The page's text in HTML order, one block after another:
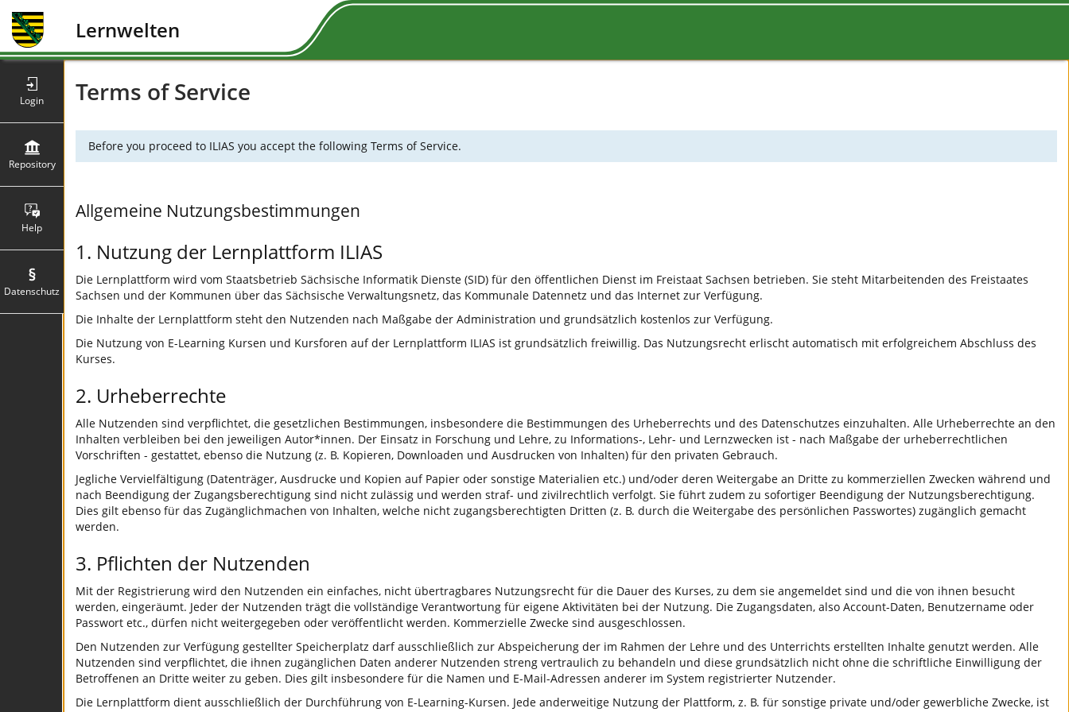
Lernwelten
Login
Repository
Help
Datenschutz
Terms of Service
Before you proceed to ILIAS you accept the following Terms of Service.
Allgemeine Nutzungsbestimmungen
1. Nutzung der Lernplattform ILIAS
Die Lernplattform wird vom Staatsbetrieb Sächsische Informatik Dienste (SID) für den öffentlichen Dienst im Freistaat Sachsen betrieben. Sie steht Mitarbeitenden des Freistaates
Sachsen und der Kommunen über das Sächsische Verwaltungsnetz, das Kommunale Datennetz und das Internet zur Verfügung.
Die Inhalte der Lernplattform steht den Nutzenden nach Maßgabe der Administration und grundsätzlich kostenlos zur Verfügung.
Die Nutzung von E-Learning Kursen und Kursforen auf der Lernplattform ILIAS ist grundsätzlich freiwillig. Das Nutzungsrecht erlischt automatisch mit erfolgreichem Abschluss des
Kurses.
2. Urheberrechte
Alle Nutzenden sind verpflichtet, die gesetzlichen Bestimmungen, insbesondere die Bestimmungen des Urheberrechts und des Datenschutzes einzuhalten. Alle Urheberrechte an den
Inhalten verbleiben bei den jeweiligen Autor*innen. Der Einsatz in Forschung und Lehre, zu Informations-, Lehr- und Lernzwecken ist - nach Maßgabe der urheberrechtlichen
Vorschriften - gestattet, ebenso die Nutzung (z. B. Kopieren, Downloaden und Ausdrucken von Inhalten) für den privaten Gebrauch.
Jegliche Vervielfältigung (Datenträger, Ausdrucke und Kopien auf Papier oder sonstige Materialien etc.) und/oder deren Weitergabe an Dritte zu kommerziellen Zwecken während und
nach Beendigung der Zugangsberechtigung sind nicht zulässig und werden straf- und zivilrechtlich verfolgt. Sie führt zudem zu sofortiger Beendigung der Nutzungsberechtigung.
Dies gilt ebenso für das Zugänglichmachen von Inhalten, welche nicht zugangsberechtigten Dritten (z. B. durch die Weitergabe des persönlichen Passwortes) zugänglich gemacht
werden.
3. Pflichten der Nutzenden
Mit der Registrierung wird den Nutzenden ein einfaches, nicht übertragbares Nutzungsrecht für die Dauer des Kurses, zu dem sie angemeldet sind und die von ihnen besucht
werden, eingeräumt. Jeder der Nutzenden trägt die vollständige Verantwortung für eigene Aktivitäten bei der Nutzung. Die Zugangsdaten, also Account-Daten, Benutzername oder
Passwort etc., dürfen nicht weitergegeben oder veröffentlicht werden. Kommerzielle Zwecke sind ausgeschlossen.
Den Nutzenden zur Verfügung gestellter Speicherplatz darf ausschließlich zur Abspeicherung der im Rahmen der Lehre und des Unterrichts erstellten Inhalte genutzt werden. Alle
Nutzenden sind verpflichtet, die ihnen zugänglichen Daten anderer Nutzenden streng vertraulich zu behandeln und diese grundsätzlich nicht ohne die schriftliche Einwilligung der
Betroffenen an Dritte weiter zu geben. Dies gilt insbesondere für die Namen und E-Mail-Adressen anderer im System registrierter Nutzender.
Die Lernplattform dient ausschließlich der Durchführung von E-Learning-Kursen. Jede anderweitige Nutzung der Plattform, z. B. für sonstige private und/oder gewerbliche Zwecke, ist